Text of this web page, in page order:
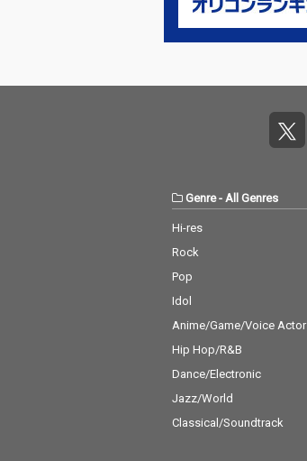
Genre- All Genres
Hi-res
Rock
Pop
Idol
Anime/Game/Voice Actor
Hip Hop/R&B
Dance/Electronic
Jazz/World
Classical/Soundtrack